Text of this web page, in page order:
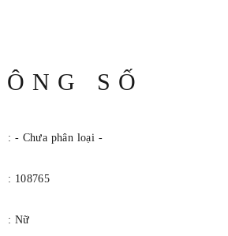
máy 5Y26. Thạch anh: Bộ máy
thạch anh điều chỉnh thời gian đạt
SỐ
: - Chưa phân loại -
: 108765
: Nữ